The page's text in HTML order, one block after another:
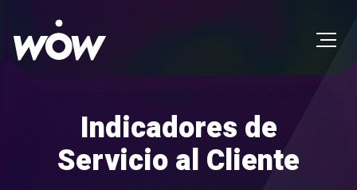
Indicadores de
Servicio al Cliente